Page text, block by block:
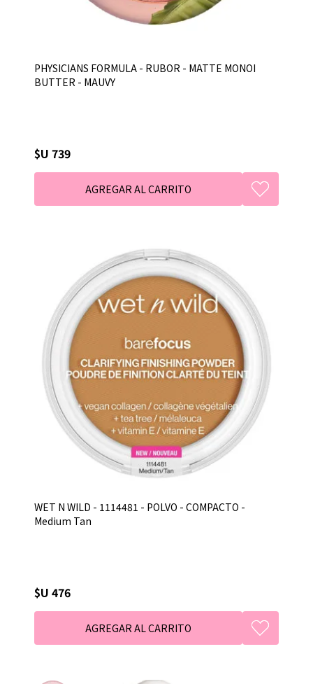
PHYSICIANS FORMULA - RUBOR - MATTE MONOI
BUTTER - MAUVY
$U 739
WET N WILD - 1114481 - POLVO - COMPACTO -
Medium Tan
$U 476